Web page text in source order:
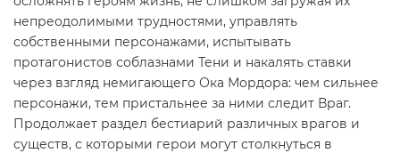
непреодолимыми трудностями, управлять
собственными персонажами, испытывать
протагонистов соблазнами Тени и накалять ставки
через взгляд немигающего Ока Мордора: чем сильнее
персонажи, тем пристальнее за ними следит Враг.
Продолжает раздел бестиарий различных врагов и
существ, с которыми герои могут столкнуться в